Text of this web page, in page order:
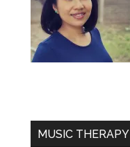
MUSIC THERAPY